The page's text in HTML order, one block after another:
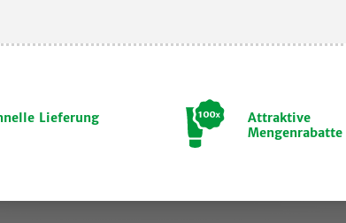
Lieferung
Attraktive
Mengenrabatte